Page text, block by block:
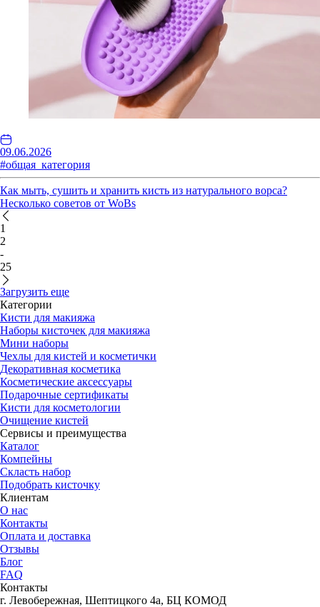
09.06.2026
#общая_категория
Как мыть, сушить и хранить кисть из натурального ворса?
Несколько советов от WoBs
1
2
-
25
Загрузить еще
Категории
Кисти для макияжа
Наборы кисточек для макияжа
Мини наборы
Чехлы для кистей и косметички
Декоративная косметика
Косметические аксессуары
Подарочные сертификаты
Кисти для косметологии
Очищение кистей
Сервисы и преимущества
Каталог
Компейны
Скласть набор
Подобрать кисточку
Клиентам
О нас
Контакты
Оплата и доставка
Отзывы
Блог
FAQ
Контакты
г. Левобережная, Шептицкого 4а, БЦ КОМОД